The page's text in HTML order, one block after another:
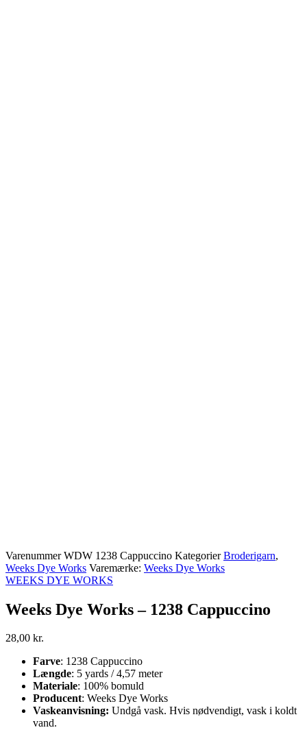
VarenummerWDW 1238 Cappuccino Kategorier Broderigarn,
Weeks Dye Works Varemærke: Weeks Dye Works
WEEKS DYE WORKS
Weeks Dye Works – 1238 Cappuccino
28,00 kr.
Farve: 1238 Cappuccino
Længde: 5 yards / 4,57 meter
Materiale: 100% bomuld
Producent: Weeks Dye Works
Vaskeanvisning: Undgå vask. Hvis nødvendigt, vask i koldt
vand.